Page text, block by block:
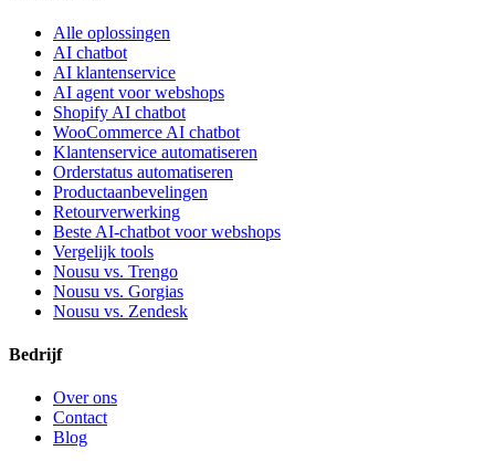
Alle oplossingen
AI chatbot
AI klantenservice
AI agent voor webshops
Shopify AI chatbot
WooCommerce AI chatbot
Klantenservice automatiseren
Orderstatus automatiseren
Productaanbevelingen
Retourverwerking
Beste AI-chatbot voor webshops
Vergelijk tools
Nousu vs. Trengo
Nousu vs. Gorgias
Nousu vs. Zendesk
Bedrijf
Over ons
Contact
Blog